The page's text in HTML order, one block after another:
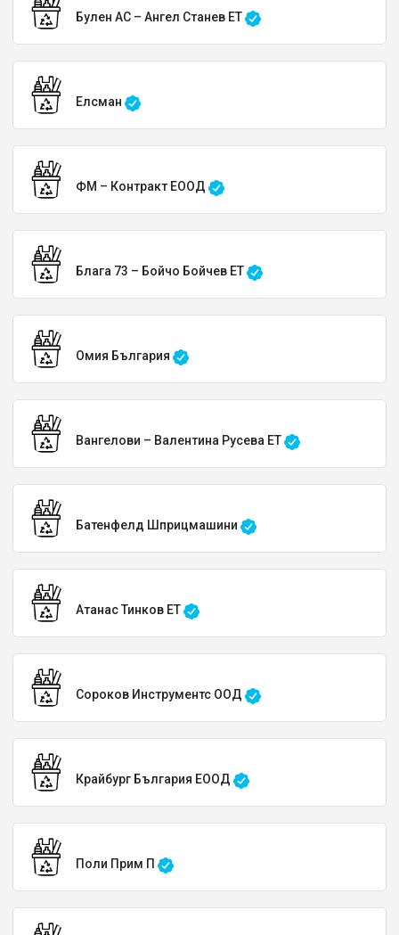
Булен АС – Ангел Станев ЕТ
Елсман
ФМ – Контракт ЕООД
Блага 73 – Бойчо Бойчев ЕТ
Омия България
Вангелови – Валентина Русева ЕТ
Батенфелд Шприцмашини
Атанас Тинков ЕТ
Сороков Инструментс ООД
Крайбург България EООД
Поли Прим П